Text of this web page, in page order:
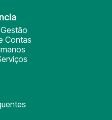
Contas